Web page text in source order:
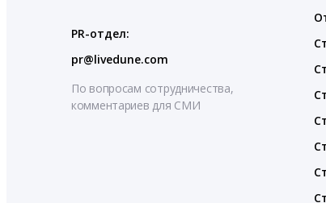
PR-отдел:
pr@livedune.com
По вопросам сотрудничества,
комментариев для СМИ